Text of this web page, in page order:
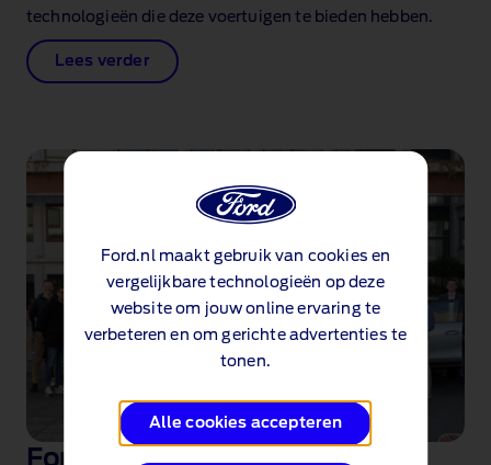
Ford.nl maakt gebruik van cookies en
vergelijkbare technologieën op deze
website om jouw online ervaring te
verbeteren en om gerichte advertenties te
tonen.
Alle cookies accepteren
technologieën die deze voertuigen te bieden hebben.
Lees verder
Ford Nederland viert 100 jarig